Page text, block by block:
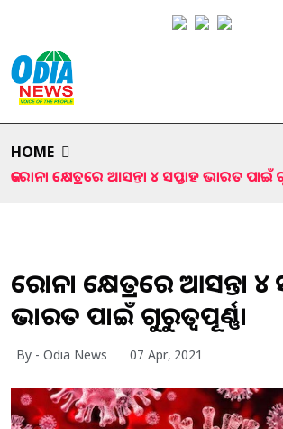
HOME
କରୋନା କ୍ଷେତ୍ରରେ ଆସନ୍ତା ୪ ସପ୍ତାହ ଭାରତ ପାଇଁ
କରୋନା କ୍ଷେତ୍ରରେ ଆସନ୍ତା ୪
ଭାରତ ପାଇଁ ଗୁରୁତ୍ୱପୂର୍ଣ୍ଣ।
By - Odia News 07 Apr, 2021